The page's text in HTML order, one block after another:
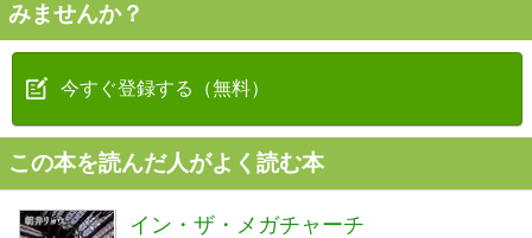
みませんか？
今すぐ登録する（無料）
この本を読んだ人がよく読む本
イン・ザ・メガチャーチ